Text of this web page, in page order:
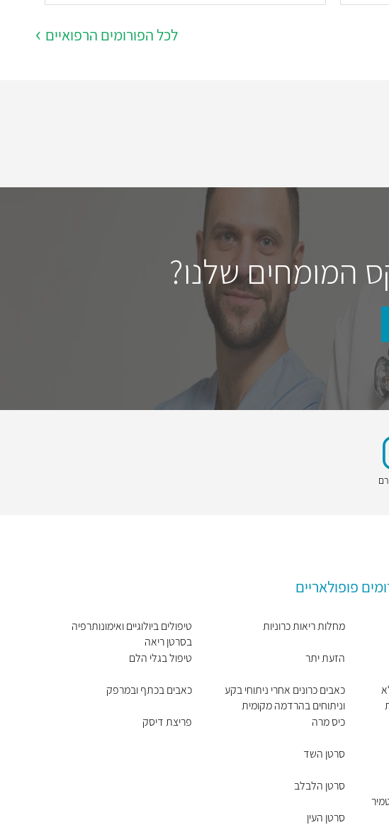
לכל הפורומים הרפואיים
המומחים שלנו?
פופולאריים
מחלות ריאות כרוניות
הזעת יתר
כאבים כרונים אחרי ניתוחי בקע
וניתוחים בהרדמה מקומית
כיס מרה
סרטן השד
סרטן הלבלב
סרטן העין
טיפולים ביולוגיים ואימונותרפיה
בסרטן ריאה
טיפול בגלי הלם
כאבים בכתף ובמרפק
פריצת דיסק